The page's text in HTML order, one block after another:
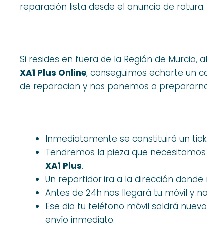
reparación lista desde el anuncio de rotura.
Si resides en fuera de la Región de Murcia,
XA1 Plus Online, conseguimos echarte un
de reparacion y nos ponemos a
Inmediatamente se constituirá un
Tendremos la pieza que
XA1 Plus.
Un repartidor ira a la dirección donde
Antes de 24h nos llegará tu móvil y
Ese dia tu teléfono móvil saldrá
envío inmediato.